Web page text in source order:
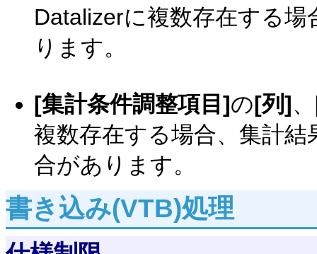
Datalizerに複数存在する
ります。
[集計条件調整項目]の[列]、
複数存在する場合、集計
合があります。
書き込み(VTB)処理